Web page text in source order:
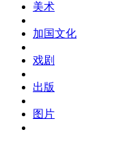
美术
加国文化
戏剧
出版
图片